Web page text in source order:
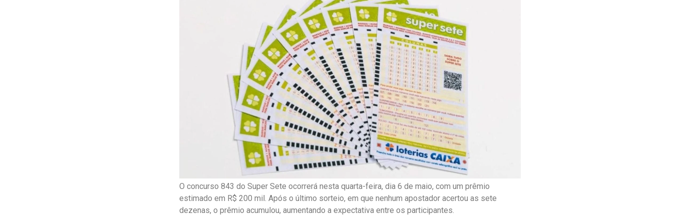
O concurso 843 do Super Sete ocorrerá nesta quarta-feira, dia 6 de maio, com um prêmio
estimado em R$ 200 mil. Após o último sorteio, em que nenhum apostador acertou as sete
dezenas, o prêmio acumulou, aumentando a expectativa entre os participantes.